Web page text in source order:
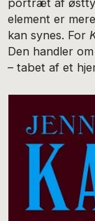
element er
kan synes. For
Den handler
– tabet af et